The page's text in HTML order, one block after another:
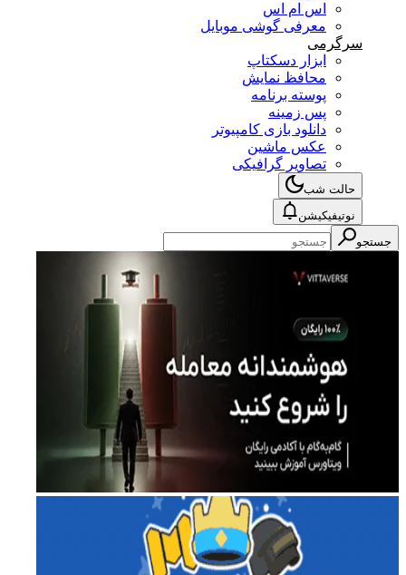
اس ام اس
معرفی گوشی موبایل
سرگرمی
ابزار دسکتاپ
محافظ نمایش
پوسته برنامه
پس زمینه
دانلود بازی کامپیوتر
عکس ماشین
تصاویر گرافیکی
حالت شب
نوتیفیکیشن
جستجو